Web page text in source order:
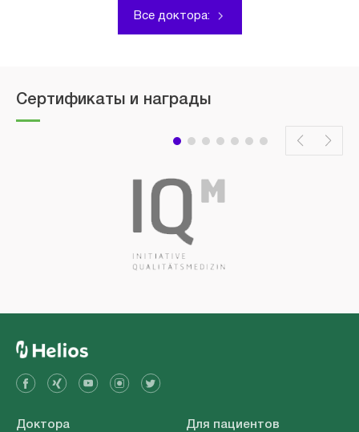
Все доктора:
Сертификаты и награды
Доктора Для пациентов